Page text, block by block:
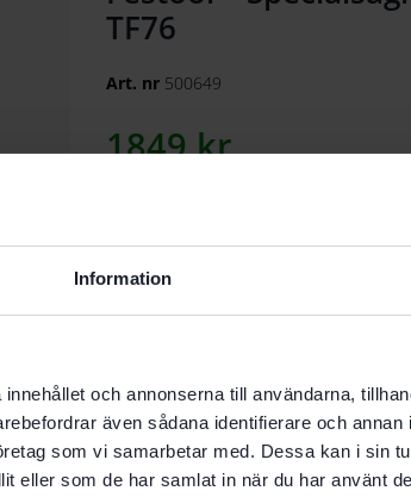
Information
och annonserna till användarna,
även sådana identifierare och annan
som vi samarbetar med. Dessa kan i sin
eller som de har samlat in när du har använt
TF76
Art. nr 500649
1849kr
Beskrivning
Teknisk Data
Recensioner (0)